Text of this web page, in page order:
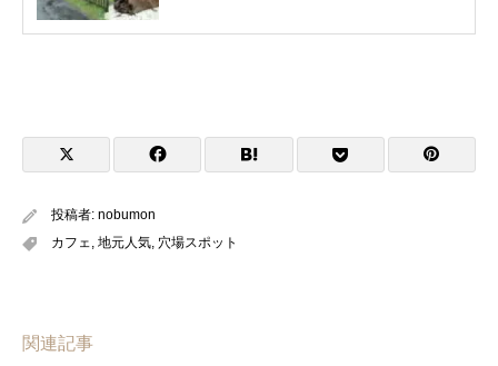
投稿者: nobumon
カフェ, 地元人気, 穴場スポット
関連記事